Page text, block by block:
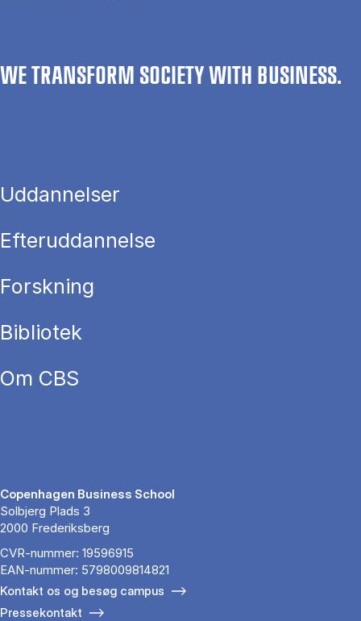
WE TRANSFORM SOCIETY WITH BUSINESS.
Uddannelser
Efteruddannelse
Forskning
Bibliotek
Om CBS
Copenhagen Business School
Solbjerg Plads 3
2000 Frederiksberg
CVR-nummer: 19596915
EAN-nummer: 5798009814821
Kontakt os og besøg campus
Pressekontakt